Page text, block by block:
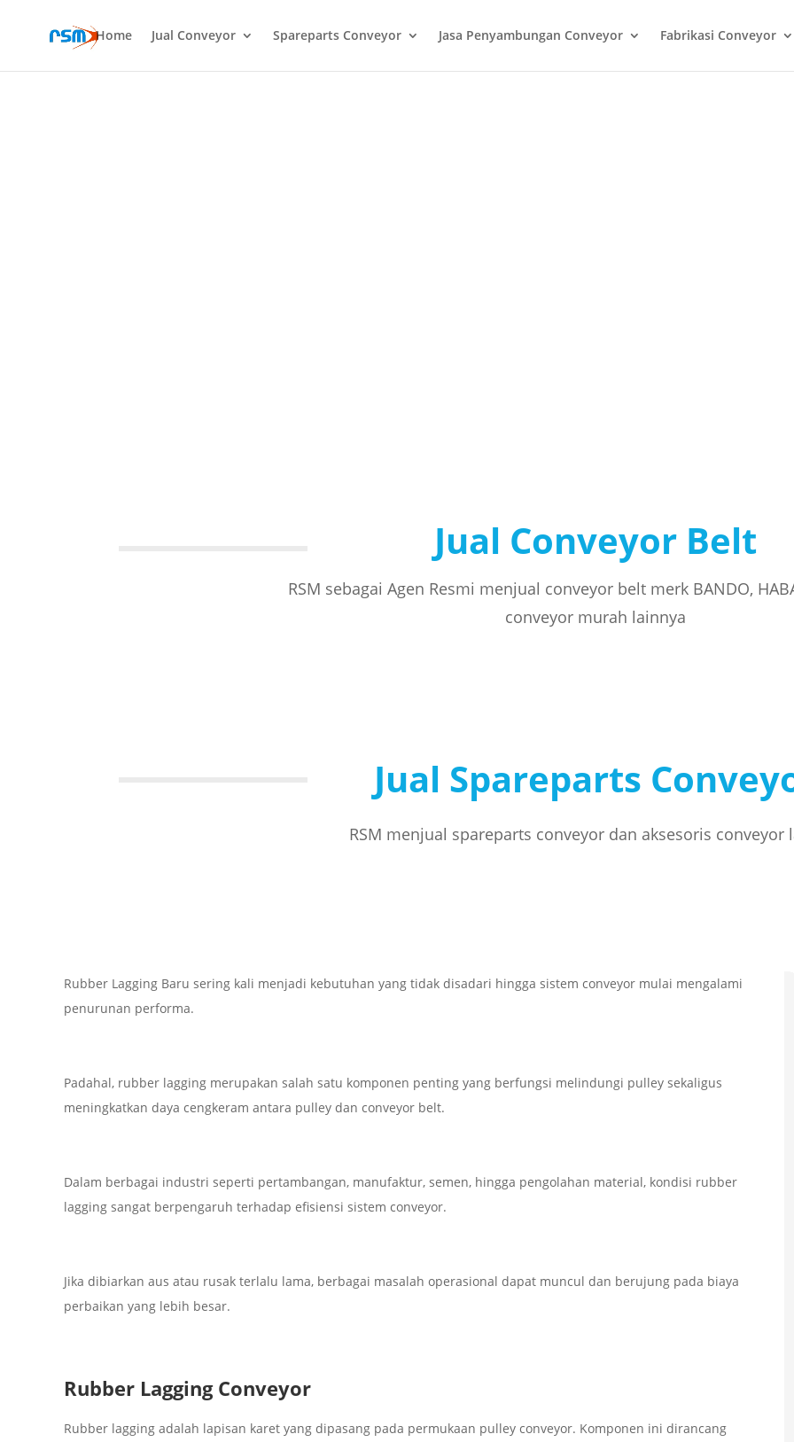
Home Jual Conveyor Spareparts Conveyor Jasa Penyambungan Conveyor Fabrikasi Conveyor
Jual Conveyor Belt
RSM sebagai Agen Resmi menjual conveyor belt merk BANDO,
conveyor murah lainnya
Jual Spareparts
RSM menjual spareparts conveyor dan aksesoris conveyor
Rubber Lagging Baru sering kali menjadi kebutuhan yang tidak disadari hingga sistem conveyor mulai mengalami
penurunan performa.
Padahal, rubber lagging merupakan salah satu komponen penting yang berfungsi melindungi pulley sekaligus
meningkatkan daya cengkeram antara pulley dan conveyor belt.
Dalam berbagai industri seperti pertambangan, manufaktur, semen, hingga pengolahan material, kondisi rubber
lagging sangat berpengaruh terhadap efisiensi sistem conveyor.
Jika dibiarkan aus atau rusak terlalu lama, berbagai masalah operasional dapat muncul dan berujung pada biaya
perbaikan yang lebih besar.
Rubber Lagging Conveyor
Rubber lagging adalah lapisan karet yang dipasang pada permukaan pulley conveyor. Komponen ini dirancang